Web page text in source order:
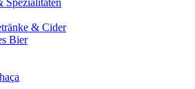
Spezialitäten
& Cider
Bier